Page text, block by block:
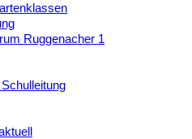
Ruggenacher 1
Schulleitung